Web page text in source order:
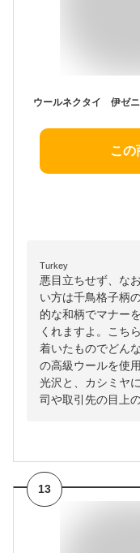
この
Turkey
悪目立ちせず、な
い方は千鳥格子柄
的な和柄でマナー
くれますよ。こち
着いたものでどん
の高級ウールを使
光沢と、カシミヤ
司や取引先の目上
13